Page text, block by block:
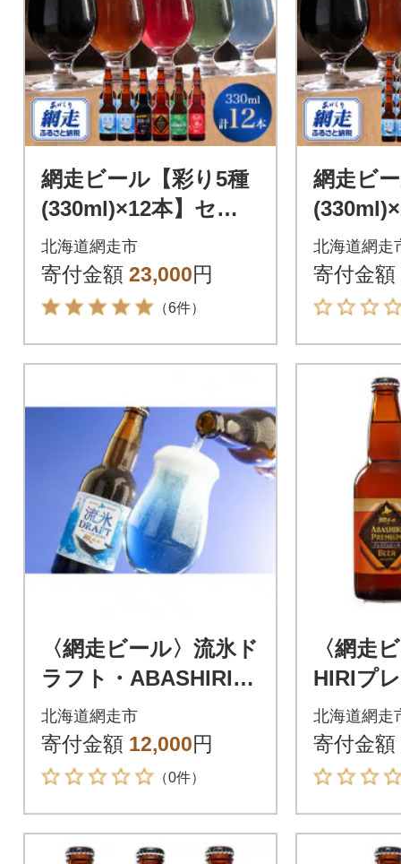
網走ビール【彩り5種
(330ml)×12本】セッ
ト 【クラフトビー
ル】
北海道網走市
寄付金額 23,000円
（6件）
網走ビ
ト 【ク
ル】
北海道網走
寄付金額
〈網走ビール〉流氷ド
ラフト・ABASHIRIプ
レミアム 2種6本セ
ット 【クラフトビ
ール】
北海道網走市
寄付金額 12,000円
（0件）
〈網走
HIRIプ
極の黒
【クラ
北海道網走
寄付金額